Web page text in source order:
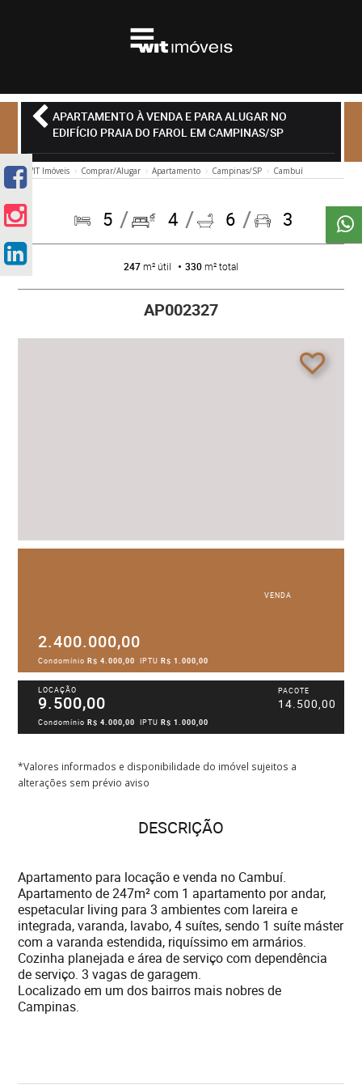
APARTAMENTO À VENDA E PARA ALUGAR NO
EDIFÍCIO PRAIA DO FAROL EM CAMPINAS/SP
WIT Imóveis Comprar/Alugar Apartamento Campinas/SP Cambuí
5 4 6 3
247m² útil 330m² total
AP002327
VENDA
2.400.000,00
CondomínioR$ 4.000,00 IPTUR$ 1.000,00
LOCAÇÃO
9.500,00
PACOTE
14.500,00
CondomínioR$ 4.000,00 IPTUR$ 1.000,00
*Valores informados e disponibilidade do imóvel sujeitos a
alterações sem prévio aviso
DESCRIÇÃO
Apartamento para locação e venda no Cambuí.
Apartamento de 247m² com 1 apartamento por andar,
espetacular living para 3 ambientes com lareira e
integrada, varanda, lavabo, 4 suítes, sendo 1 suíte máster
com a varanda estendida, riquíssimo em armários.
Cozinha planejada e área de serviço com dependência
de serviço. 3 vagas de garagem.
Localizado em um dos bairros mais nobres de
Campinas.